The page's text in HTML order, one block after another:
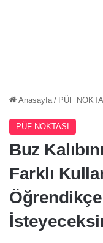
Anasayfa / PÜF
PÜF NOKTASI
Buz
Farklı